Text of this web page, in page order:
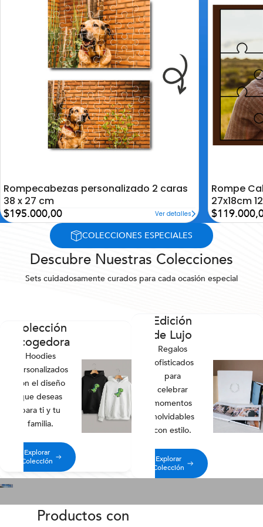
Rompecabezas personalizado 2 caras
38 x 27 cm
Precio
de
$195.000,00 Ver detalles
la
deseos
Rompe
27x18cm
Precio
de
oferta
COLECCIONES ESPECIALES
Descubre Nuestras Colecciones
Sets cuidadosamente curados para cada ocasión especial
Colección
Acogedora
Hoodies
personalizados
con el diseño
que deseas
para ti y tu
familia.
Explorar
Colección
Edición
de Lujo
Regalos
sofisticados
para
celebrar
momentos
inolvidables
con estilo.
Explorar
Colección
Productos con